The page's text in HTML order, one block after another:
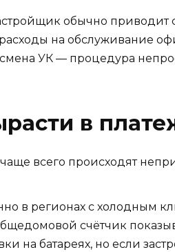
обычно приводит
на обслуживание
УК — процедура
в
всего происходят
в регионах с холодным
счётчик
на батареях, но если